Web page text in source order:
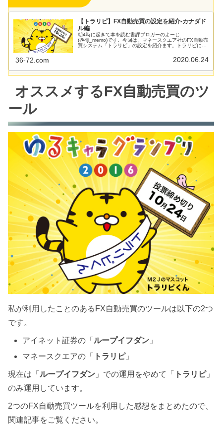
【トラリピ】FX自動売買の設定を紹介-カナダド
ル編
朝4時に起きて本を読む書評ブロガーのよーじ
(@4ji_memo)です。今回は、マネースクエア社のFX自動売
買システム「トラリピ」の設定を紹介ます。トラリピに興
36-72.com 2020.06.24
オススメするFX自動売買のツ
ール
私が利用したことのあるFX自動売買のツールは以下の2つ
です。
アイネット証券の「ループイフダン 」
マネースクエアの「
トラリピ」
現在は「 ループイフダン 」での運用をやめて「 トラリピ」
のみ運用しています。
2つのFX自動売買ツールを利用した感想をまとめたので、
関連記事をご覧ください。